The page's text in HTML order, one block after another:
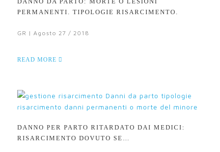
PERMANENTI. TIPOLOGIE RISARCIMENTO.
GR | Agosto 27 / 2018
READ MORE
DANNO PER PARTO RITARDATO DAI MEDICI:
RISARCIMENTO DOVUTO SE…